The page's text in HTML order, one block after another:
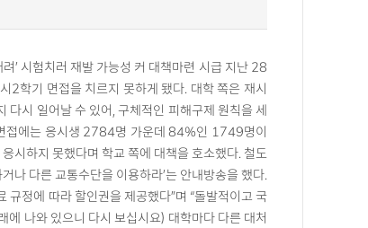
’ 시험치러 재발 가능성 커 대책마련 시급 지난 28
2학기 면접을 치르지 못하게 됐다. 대학 쪽은 재시
다시 일어날 수 있어, 구체적인 피해구제 원칙을 세
접에는 응시생 2784명 가운데 84%인 1749명이
시하지 못했다며 학교 쪽에 대책을 호소했다. 철도
나 다른 교통수단을 이용하라’는 안내방송을 했다.
정에 따라 할인권을 제공했다”며 “돌발적이고 국
에 나와 있으니 다시 보십시요) 대학마다 다른 대처